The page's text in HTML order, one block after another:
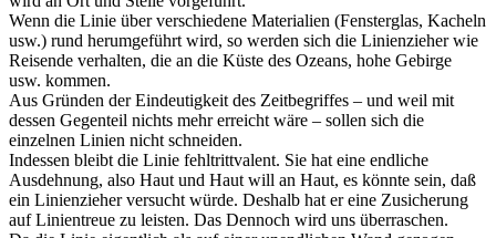
Wenn die Linie über verschiedene Materialien (Fensterglas, Kacheln
usw.) rund herumgeführt wird, so werden sich die Linienzieher wie
Reisende verhalten, die an die Küste des Ozeans, hohe Gebirge
usw. kommen.
Aus Gründen der Eindeutigkeit des Zeitbegriffes – und weil mit
dessen Gegenteil nichts mehr erreicht wäre – sollen sich die
einzelnen Linien nicht schneiden.
Indessen bleibt die Linie fehltrittvalent. Sie hat eine endliche
Ausdehnung, also Haut und Haut will an Haut, es könnte sein, daß
ein Linienzieher versucht würde. Deshalb hat er eine Zusicherung
auf Linientreue zu leisten. Das Dennoch wird uns überraschen.